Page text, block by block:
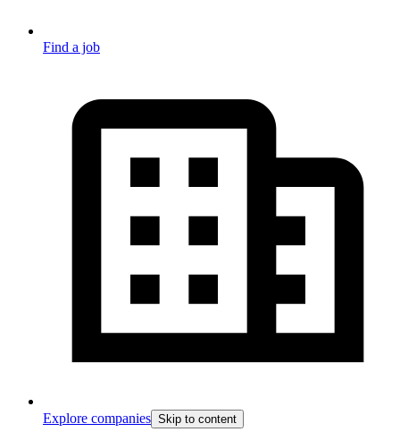
Find a job
Explore companies Skip to content